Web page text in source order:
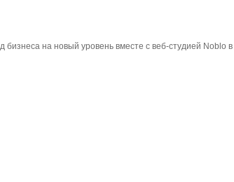
бизнеса на новый уровень вместе с веб-студией Noblo